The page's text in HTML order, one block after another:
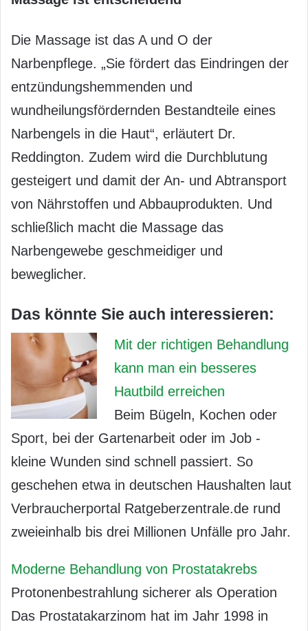
Die Massage ist das A und O der
Narbenpflege. „Sie fördert das Eindringen der
entzündungshemmenden und
wundheilungsfördernden Bestandteile eines
Narbengels in die Haut“, erläutert Dr.
Reddington. Zudem wird die Durchblutung
gesteigert und damit der An- und Abtransport
von Nährstoffen und Abbauprodukten. Und
schließlich macht die Massage das
Narbengewebe geschmeidiger und
beweglicher.
Das könnte Sie auch interessieren:
Mit der richtigen Behandlung
kann man ein besseres
Hautbild erreichen
Beim Bügeln, Kochen oder
Sport, bei der Gartenarbeit oder im Job -
kleine Wunden sind schnell passiert. So
geschehen etwa in deutschen Haushalten laut
Verbraucherportal Ratgeberzentrale.de rund
zweieinhalb bis drei Millionen Unfälle pro Jahr.
Moderne Behandlung von Prostatakrebs
Protonenbestrahlung sicherer als Operation
Das Prostatakarzinom hat im Jahr 1998 in